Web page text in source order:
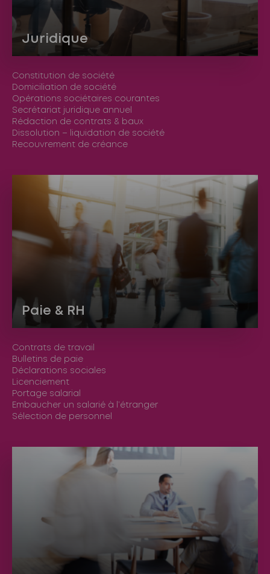
Juridique
Constitution de société
Domiciliation de société
Opérations sociétaires courantes
Secrétariat juridique annuel
Rédaction de contrats & baux
Dissolution – liquidation de société
Recouvrement de créance
Paie & RH
Contrats de travail
Bulletins de paie
Déclarations sociales
Licenciement
Portage salarial
Embaucher un salarié à l’étranger
Sélection de personnel